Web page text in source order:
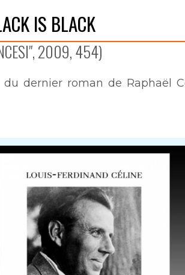
IS BLACK
2009, 454)
dernier roman de Raphaël